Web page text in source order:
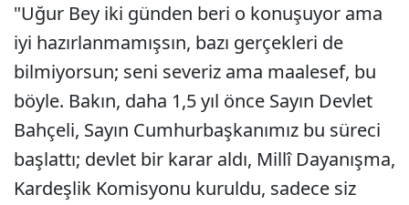
"Uğur Bey iki günden beri o konuşuyor ama
iyi hazırlanmamışsın, bazı gerçekleri de
bilmiyorsun; seni severiz ama maalesef, bu
böyle. Bakın, daha 1,5 yıl önce Sayın Devlet
Bahçeli, Sayın Cumhurbaşkanımız bu süreci
başlattı; devlet bir karar aldı, Millî Dayanışma,
Kardeşlik Komisyonu kuruldu, sadece siz